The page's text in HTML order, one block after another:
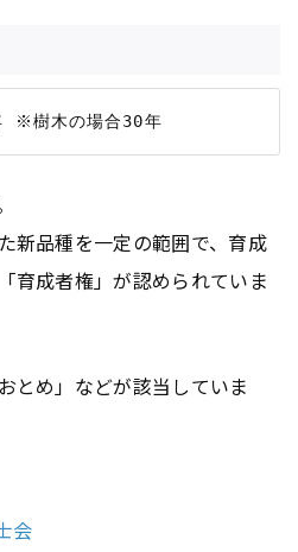
新品種を一定の範囲で、育成
育成者権」が認められていま
とめ」などが該当していま
会